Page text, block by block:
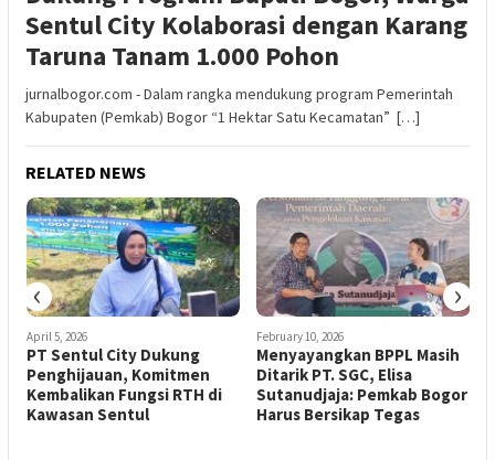
Sentul City Kolaborasi dengan Karang
Taruna Tanam 1.000 Pohon
jurnalbogor.com - Dalam rangka mendukung program Pemerintah
Kabupaten (Pemkab) Bogor “1 Hektar Satu Kecamatan” […]
RELATED NEWS
April 5, 2026
PT Sentul City Dukung
Penghijauan, Komitmen
Kembalikan Fungsi RTH di
Kawasan Sentul
February 10, 2026
Menyayangkan BPPL Masih
Ditarik PT. SGC, Elisa
Sutanudjaja: Pemkab Bogor
Harus Bersikap Tegas
‹ ›